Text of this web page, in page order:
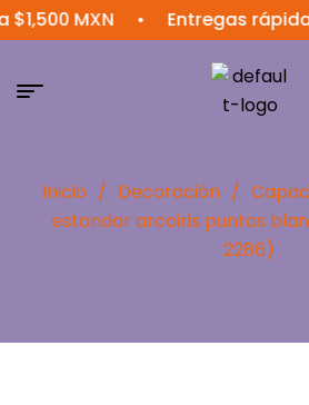
MXN • Entregas rápidas a
Inicio / Decoración /
estandar arcoiris puntos
2286)